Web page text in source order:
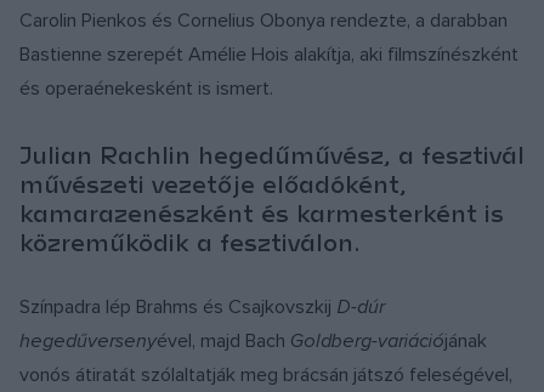
Carolin Pienkos és Cornelius Obonya rendezte, a darabban
Bastienne szerepét Amélie Hois alakítja, aki filmszínészként
és operaénekesként is ismert.
Julian Rachlin hegedűművész, a fesztivál
művészeti vezetője előadóként,
kamarazenészként és karmesterként is
közreműködik a fesztiválon.
Színpadra lép Brahms és Csajkovszkij D-dúr
hegedűversenyével, majd Bach Goldberg-variációjának
vonós átiratát szólaltatják meg brácsán játszó feleségével,